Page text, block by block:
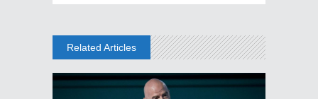
Related Articles